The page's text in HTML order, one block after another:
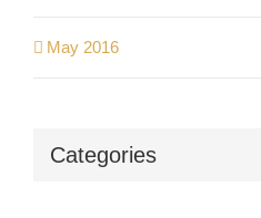
May 2016
Categories